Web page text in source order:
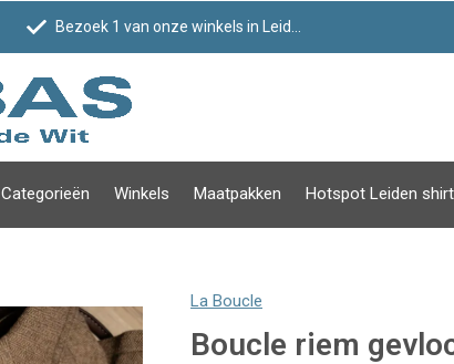
Categorieën Winkels Maatpakken Hotspot Leiden
Bezoek 1 van onze winkels in Leiden!
La Boucle
Boucle riem